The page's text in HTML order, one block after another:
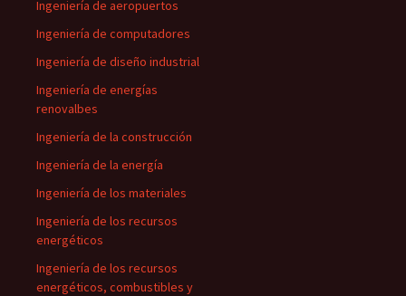
Ingeniería de aeropuertos
Ingeniería de computadores
Ingeniería de diseño industrial
Ingeniería de energías
renovalbes
Ingeniería de la construcción
Ingeniería de la energía
Ingeniería de los materiales
Ingeniería de los recursos
energéticos
Ingeniería de los recursos
energéticos, combustibles y